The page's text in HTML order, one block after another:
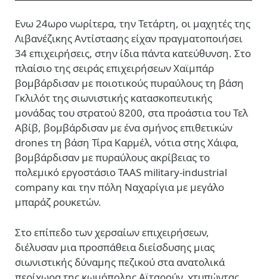
Ενω 24ωρο νωρίτερα, την Τετάρτη, οι μαχητές της
Λιβανέζικης Αντίστασης είχαν πραγματοποιήσει
34 επιχειρήσεις, στην ίδια πάντα κατεύθυνση. Στο
πλαίσιο της σειράς επιχειρήσεων Χαϊμπάρ
βομβάρδισαν με ποιοτικούς πυραύλους τη βάση
Γκλιλότ της σιωνιστικής κατασκοπευτικής
μονάδας του στρατού 8200, στα προάστια του Τελ
Αβίβ, βομβάρδισαν με ένα σμήνος επιθετικών
drones τη βάση Τίρα Καρμέλ, νότια στης Χάιφα,
βομβάρδισαν με πυραύλους ακρίβειας το
πολεμικό εργοστάσιο TAAS military-industrial
company και την πόλη Ναχαρίγια με μεγάλο
μπαράζ ρουκετών.
Στο επίπεδο των χερσαίων επιχειρήσεων,
διέλυσαν μια προσπάθεια διείσδυσης μιας
σιωνιστικής δύναμης πεζικού στα ανατολικά